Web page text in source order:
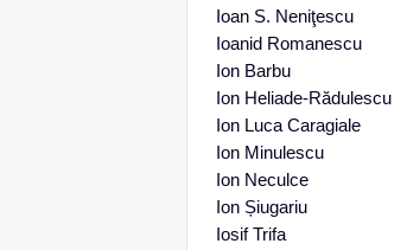
Ioan S. Neniţescu
Ioanid Romanescu
Ion Barbu
Ion Heliade-Rădulescu
Ion Luca Caragiale
Ion Minulescu
Ion Neculce
Ion Șiugariu
Iosif Trifa